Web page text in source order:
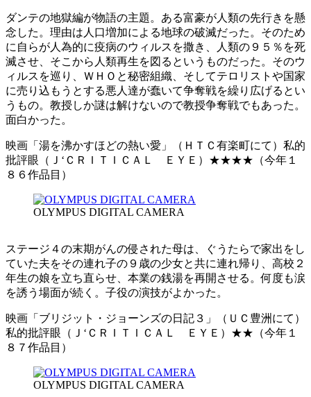
ダンテの地獄編が物語の主題。ある富豪が人類の先行きを懸
念した。理由は人口増加による地球の破滅だった。そのため
に自らが人為的に疫病のウィルスを撒き、人類の９５％を死
滅させ、そこから人類再生を図るというものだった。そのウ
ィルスを巡り、ＷＨＯと秘密組織、そしてテロリストや国家
に売り込もうとする悪人達が蠢いて争奪戦を繰り広げるとい
うもの。教授しか謎は解けないので教授争奪戦でもあった。
面白かった。
映画「湯を沸かすほどの熱い愛」（ＨＴＣ有楽町にて）私的
批評眼（Ｊ‘ＣＲＩＴＩＣＡＬ ＥＹＥ）★★★★（今年１
８６作品目）
OLYMPUS DIGITAL CAMERA
ステージ４の末期がんの侵された母は、ぐうたらで家出をし
ていた夫をその連れ子の９歳の少女と共に連れ帰り、高校２
年生の娘を立ち直らせ、本業の銭湯を再開させる。何度も涙
を誘う場面が続く。子役の演技がよかった。
映画「ブリジット・ジョーンズの日記３」（ＵＣ豊洲にて）
私的批評眼（Ｊ‘ＣＲＩＴＩＣＡＬ ＥＹＥ）★★（今年１
８７作品目）
OLYMPUS DIGITAL CAMERA